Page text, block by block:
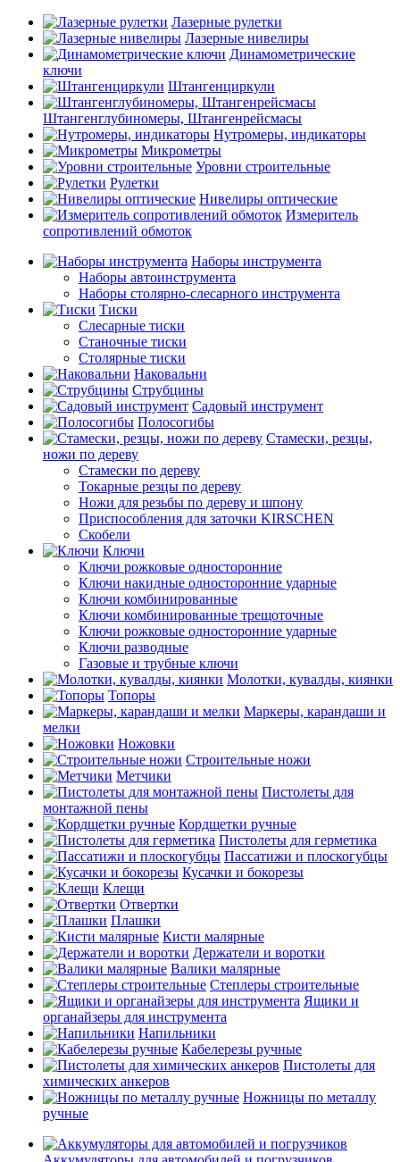
Лазерные рулетки
Лазерные нивелиры
Динамометрические
ключи
Штангенциркули
Штангенглубиномеры, Штангенрейсмасы
Нутромеры, индикаторы
Микрометры
Уровни строительные
Рулетки
Нивелиры оптические
Измеритель
сопротивлений обмоток
Наборы инструмента
Наборы автоинструмента
Наборы столярно-слесарного инструмента
Тиски
Слесарные тиски
Станочные тиски
Столярные тиски
Наковальни
Струбцины
Садовый инструмент
Полосогибы
Стамески, резцы,
ножи по дереву
Стамески по дереву
Токарные резцы по дереву
Ножи для резьбы по дереву и шпону
Приспособления для заточки KIRSCHEN
Скобели
Ключи
Ключи рожковые односторонние
Ключи накидные односторонние ударные
Ключи комбинированные
Ключи комбинированные трещоточные
Ключи рожковые односторонние ударные
Ключи разводные
Газовые и трубные ключи
Молотки, кувалды, киянки
Топоры
Маркеры, карандаши и
мелки
Ножовки
Строительные ножи
Метчики
Пистолеты для
монтажной пены
Кордщетки ручные
Пистолеты для герметика
Пассатижи и плоскогубцы
Кусачки и бокорезы
Клещи
Отвертки
Плашки
Кисти малярные
Держатели и воротки
Валики малярные
Степлеры строительные
Ящики и
органайзеры для инструмента
Напильники
Кабелерезы ручные
Пистолеты для
химических анкеров
Ножницы по металлу
ручные